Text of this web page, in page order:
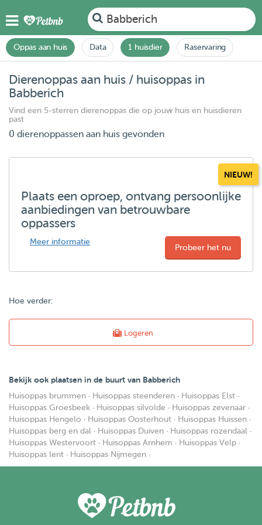
Babberich
Oppas aan huis Data 1 huisdier Raservaring
Dierenoppas aan huis / huisoppas in
Babberich
Vind een 5-sterren dierenoppas die op jouw huis en huisdieren
past
0 dierenoppassen aan huis gevonden
NIEUW!
Plaats een oproep, ontvang persoonlijke
aanbiedingen van betrouwbare
oppassers
Meer informatie
Probeer het nu
Hoe verder:
Logeren
Bekijk ook plaatsen in de buurt van Babberich
Huisoppas brummen · Huisoppas steenderen · Huisoppas Elst ·
Huisoppas Groesbeek · Huisoppas silvolde · Huisoppas zevenaar ·
Huisoppas Hengelo · Huisoppas Oosterhout · Huisoppas Huissen ·
Huisoppas berg en dal · Huisoppas Duiven · Huisoppas rozendaal ·
Huisoppas Westervoort · Huisoppas Arnhem · Huisoppas Velp ·
Huisoppas lent · Huisoppas Nijmegen ·